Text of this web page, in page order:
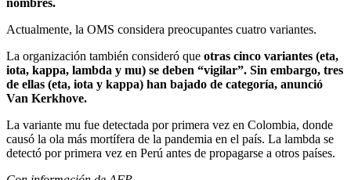
Actualmente, la OMS considera preocupantes cuatro variantes.
La organización también consideró que otras cinco variantes (eta,
iota, kappa, lambda y mu) se deben “vigilar”. Sin embargo, tres
de ellas (eta, iota y kappa) han bajado de categoría, anunció
Van Kerkhove.
La variante mu fue detectada por primera vez en Colombia, donde
causó la ola más mortífera de la pandemia en el país. La lambda se
detectó por primera vez en Perú antes de propagarse a otros países.